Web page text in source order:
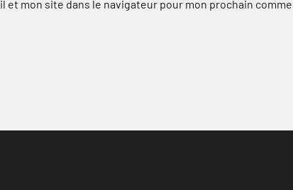
et mon site dans le navigateur pour mon prochain